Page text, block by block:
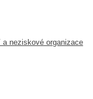
neziskové organizace